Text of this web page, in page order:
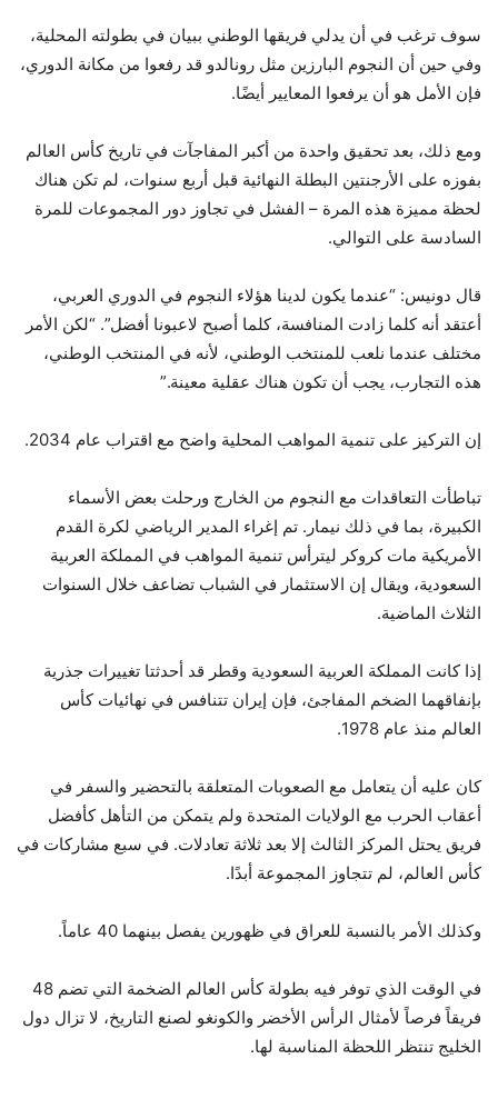
سوف ترغب في أن يدلي فريقها الوطني ببيان في بطولته المحلية،
وفي حين أن النجوم البارزين مثل رونالدو قد رفعوا من مكانة الدوري،
فإن الأمل هو أن يرفعوا المعايير أيضًا.
ومع ذلك، بعد تحقيق واحدة من أكبر المفاجآت في تاريخ كأس العالم
بفوزه على الأرجنتين البطلة النهائية قبل أربع سنوات، لم تكن هناك
لحظة مميزة هذه المرة – الفشل في تجاوز دور المجموعات للمرة
السادسة على التوالي.
قال دونيس: “عندما يكون لدينا هؤلاء النجوم في الدوري العربي،
أعتقد أنه كلما زادت المنافسة، كلما أصبح لاعبونا أفضل”. “لكن الأمر
مختلف عندما نلعب للمنتخب الوطني، لأنه في المنتخب الوطني،
هذه التجارب، يجب أن تكون هناك عقلية معينة.”
إن التركيز على تنمية المواهب المحلية واضح مع اقتراب عام 2034.
تباطأت التعاقدات مع النجوم من الخارج ورحلت بعض الأسماء
الكبيرة، بما في ذلك نيمار. تم إغراء المدير الرياضي لكرة القدم
الأمريكية مات كروكر ليترأس تنمية المواهب في المملكة العربية
السعودية، ويقال إن الاستثمار في الشباب تضاعف خلال السنوات
الثلاث الماضية.
إذا كانت المملكة العربية السعودية وقطر قد أحدثتا تغييرات جذرية
بإنفاقهما الضخم المفاجئ، فإن إيران تتنافس في نهائيات كأس
العالم منذ عام 1978.
كان عليه أن يتعامل مع الصعوبات المتعلقة بالتحضير والسفر في
أعقاب الحرب مع الولايات المتحدة ولم يتمكن من التأهل كأفضل
فريق يحتل المركز الثالث إلا بعد ثلاثة تعادلات. في سبع مشاركات في
كأس العالم، لم تتجاوز المجموعة أبدًا.
وكذلك الأمر بالنسبة للعراق في ظهورين يفصل بينهما 40 عاماً.
في الوقت الذي توفر فيه بطولة كأس العالم الضخمة التي تضم 48
فريقاً فرصاً لأمثال الرأس الأخضر والكونغو لصنع التاريخ، لا تزال دول
الخليج تنتظر اللحظة المناسبة لها.